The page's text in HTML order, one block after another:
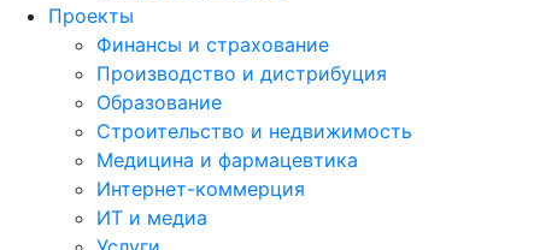
Проекты
Финансы и страхование
Производство и дистрибуция
Образование
Строительство и недвижимость
Медицина и фармацевтика
Интернет-коммерция
ИТ и медиа